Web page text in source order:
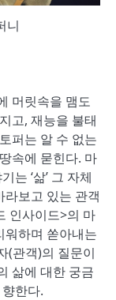
니
머릿속을 맴도
고, 재능을 불태
퍼는 알 수 없는
속에 묻힌다. 마
는 ‘삶’ 그 자체
보고 있는 관객
인사이드>의 마
워하며 쏟아내는
(관객)의 질문이
삶에 대한 궁금
한다.